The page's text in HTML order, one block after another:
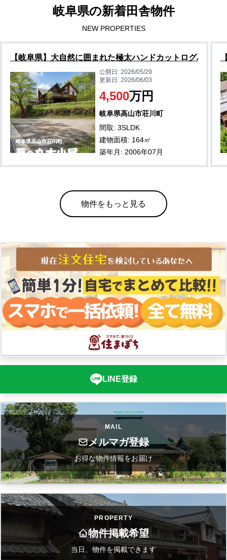
岐阜県の新着田舎物件
NEW PROPERTIES
【岐阜県】大自然に囲まれた極太ハンドカットログハウ
公開日:2026/05/29
更新日:2026/06/03
4,500万円
岐阜県高山市荘川町
間取: 3SLDK
建物面積: 164㎡
築年月: 2006年07月
物件をもっと見る
LINE登録
MAIL
メルマガ登録
お得な物件情報をお届け
PROPERTY
物件掲載希望
当日、物件を掲載できます